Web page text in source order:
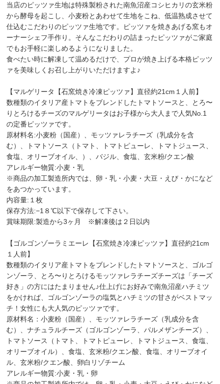
当店のピッツァ生地は特殊製粉された南魚沼産コシヒカリの玄米粉
から酵母を起こし、小麦粉とあわせて生地をこね、低温熟成させて
仕込むこだわりのピッツァ生地です。ピッツァを焼きあげる窯もオ
ーナーシェフ手作り。そんなこだわりの詰まったピッツァがご家庭
でもお手軽に楽しめるようになりました。
食べたい時に解凍して温めるだけで、プロが焼き上げる本格ピッツ
ァを美味しくお召し上がりいただけますよ♪
【マルゲリータ【石窯焼き冷凍ピッツァ】直径約21cm１人前】
数種類のイタリア産トマトをブレンドしたトマトソースと、とろ〜
りとろけるチーズのマルゲリータはお子様から大人まで人気No.1
の定番ピッツァです。
原材料名:小麦粉（国産）、モッツァレラチーズ（乳成分を含
む）、トマトソース（トマト、トマトピューレ、トマトジュース、
食塩、オリーブオイル、）、バジル、食塩、玄米粉/クエン酸
アレルギー物質:小麦・乳
※商品の加工製造所内では、卵・乳・小麦・大豆・えび・かになど
をあつかっています。
内容量:１枚
保存方法:−1８℃以下で保存して下さい。
賞味期限:製造から3ヶ月 ※解凍後は２日以内
【ゴルゴンゾーラミエーレ【石窯焼き冷凍ピッツァ】直径約21cm
１人前】
数種類のイタリア産トマトをブレンドしたトマトソースと、ゴルゴ
ンゾーラ、とろ〜りとろけるモッツァレラチーズチーズは「チーズ
好き」の方にはたまりません♪仕上げにお好みで南魚沼産ハチミツ
をかければ、ゴルゴンゾーラの塩気とハチミツの甘さがベストマッ
チ！女性にも大人気のピッツァです。
原材料名：小麦粉（国産）、モッツァレラチーズ（乳成分を含
む）、ナチュラルチーズ（ゴルゴンゾーラ、パルメザンチーズ）、
トマトソース（トマト、トマトピューレ、トマトジュース、食塩、
オリーブオイル）、食塩、玄米粉/クエン酸、食塩、オリーブオイ
ル、玄米粉/クエン酸、卵白リゾチーム
アレルギー物質:小麦・乳・卵